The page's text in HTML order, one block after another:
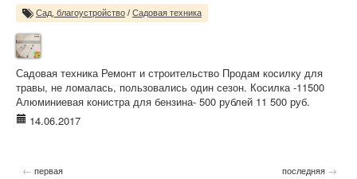
Сад, благоустройство / Садовая техника
Садовая техника Ремонт и строительство Продам косилку для
травы, не ломалась, пользовались один сезон. Косилка -11500
Алюминиевая конистра для бензина- 500 рублей 11 500 руб.
14.06.2017
← первая последняя →